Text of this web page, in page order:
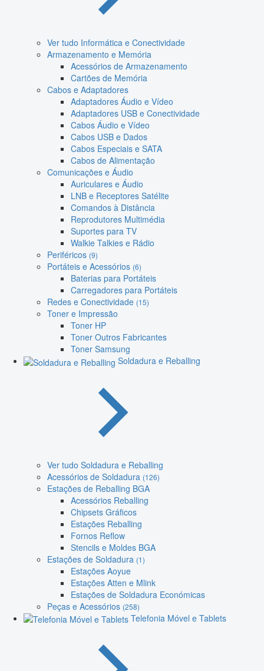
Ver tudo Informática e Conectividade
Armazenamento e Memória
Acessórios de Armazenamento
Cartões de Memória
Cabos e Adaptadores
Adaptadores Áudio e Vídeo
Adaptadores USB e Conectividade
Cabos Áudio e Vídeo
Cabos USB e Dados
Cabos Especiais e SATA
Cabos de Alimentação
Comunicações e Áudio
Auriculares e Áudio
LNB e Receptores Satélite
Comandos à Distância
Reprodutores Multimédia
Suportes para TV
Walkie Talkies e Rádio
Periféricos (9)
Portáteis e Acessórios (6)
Baterias para Portáteis
Carregadores para Portáteis
Redes e Conectividade (15)
Toner e Impressão
Toner HP
Toner Outros Fabricantes
Toner Samsung
Soldadura e Reballing
Ver tudo Soldadura e Reballing
Acessórios de Soldadura (126)
Estações de Reballing BGA
Acessórios Reballing
Chipsets Gráficos
Estações Reballing
Fornos Reflow
Stencils e Moldes BGA
Estações de Soldadura (1)
Estações Aoyue
Estações Atten e Mlink
Estações de Soldadura Económicas
Peças e Acessórios (258)
Telefonia Móvel e Tablets